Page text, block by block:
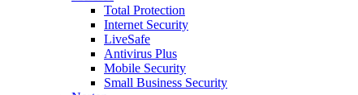
Total Protection
Internet Security
LiveSafe
Antivirus Plus
Mobile Security
Small Business Security